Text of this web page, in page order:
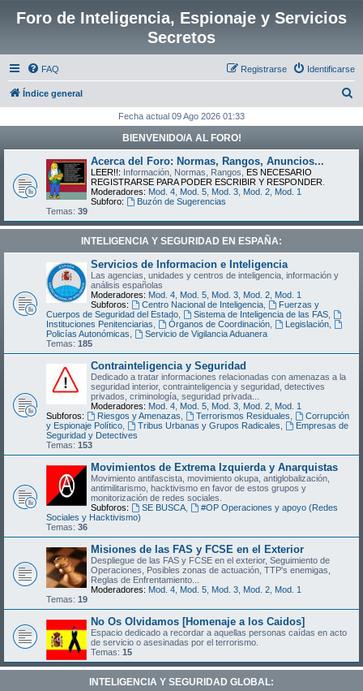
Foro de Inteligencia, Espionaje y Servicios
Secretos
FAQ Identificarse
Registrarse
Índice general
c
Fecha actual 09 Ago 2026 01:33
BIENVENIDO/A AL FORO!
Acerca del Foro: Normas, Rangos, Anuncios...
LEER!!: Información, Normas, Rangos, ES NECESARIO
REGISTRARSE PARA PODER ESCRIBIR Y RESPONDER
Moderadores: Mod. 4 Mod. 5 Mod. 3 Mod. 2 Mod. 1
Subforo:
Buzón de Sugerencias
Temas: 39
INTELIGENCIA Y SEGURIDAD EN ESPAÑA:
Servicios de Informacion e Inteligencia
Las agencias, unidades y centros de inteligencia, información y
análisis españolas
Moderadores: Mod. 4 Mod. 5 Mod. 3 Mod. 2 Mod. 1
Subforos:
Centro Nacional de Inteligencia,
Fuerzas y
Cuerpos de Seguridad del Estado
Sistema de Inteligencia de las FAS,
Instituciones Penitenciarias
Órganos de Coordinación, Legislación,
Policías Autonómicas
Servicio de Vigilancia Aduanera
Temas: 185
Contrainteligencia y Seguridad
Dedicado a tratar informaciones relacionadas con amenazas a la
seguridad interior, contrainteligencia y seguridad, detectives
privados, criminología, seguridad privada...
Moderadores: Mod. 4 Mod. 5 Mod. 3 Mod. 2 Mod. 1
Subforos:
Riesgos y Amenazas Terrorismos Residuales
Corrupción
y Espionaje Político
Tribus Urbanas y Grupos Radicales
Empresas de
Seguridad y Detectives
Temas: 153
Movimientos de Extrema Izquierda y Anarquistas
Movimiento antifascista, movimiento okupa, antiglobalización,
antimilitarismo, hacktivismo en favor de estos grupos y
monitorización de redes sociales.
Subforos:
SE BUSCA,
#OP Operaciones y apoyo (Redes
Sociales y Hacktivismo)
Temas: 36
Misiones de las FAS y FCSE en el Exterior
Despliegue de las FAS y FCSE en el exterior, Seguimiento de
Operaciones, Posibles zonas de actuación, TTP's enemigas,
Reglas de Enfrentamiento...
Moderadores: Mod. 4 Mod. 5 Mod. 3 Mod. 2 Mod. 1
Temas: 19
No Os Olvidamos [Homenaje a los Caidos]
Espacio dedicado a recordar a aquellas personas caídas en acto
de servicio o asesinadas por el terrorismo.
Temas: 15
INTELIGENCIA Y SEGURIDAD GLOBAL: